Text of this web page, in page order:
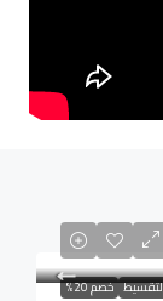
خصم 20%